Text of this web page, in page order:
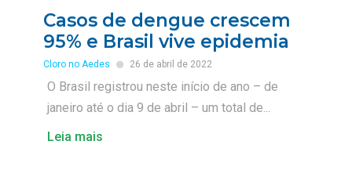
Casos de dengue crescem
95% e Brasil vive epidemia
Cloro no Aedes 26 de abril de 2022
O Brasil registrou neste início de ano – de
janeiro até o dia 9 de abril – um total de...
Leia mais